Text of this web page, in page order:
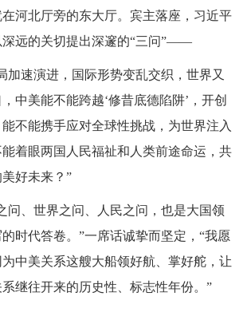
河北厅旁的东大厅。宾主落座，习近平
深远的关切提出深邃的“三问”——
加速演进，国际形势变乱交织，世界又
中美能不能跨越‘修昔底德陷阱’，开创
不能携手应对全球性挑战，为世界注入
着眼两国人民福祉和人类前途命运，共
好未来？”
问、世界之问、人民之问，也是大国领
时代答卷。”一席话诚挚而坚定，“我愿
中美关系这艘大船领好航、掌好舵，让
继往开来的历史性、标志性年份。”